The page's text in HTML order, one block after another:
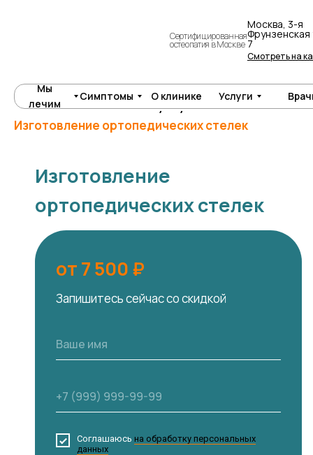
Сертифицированная
остеопатия в Москве
Москва, 3-я
Фрунзенская
7
Смотреть на
Мы
лечим
Симптомы О клинике Услуги
Главная
Стоимость услуг
Изготовление ортопедических стелек
Изготовление
ортопедических стелек
от 7 500 ₽
Запишитесь сейчас со скидкой
Соглашаюсь на обработку персональных
данных